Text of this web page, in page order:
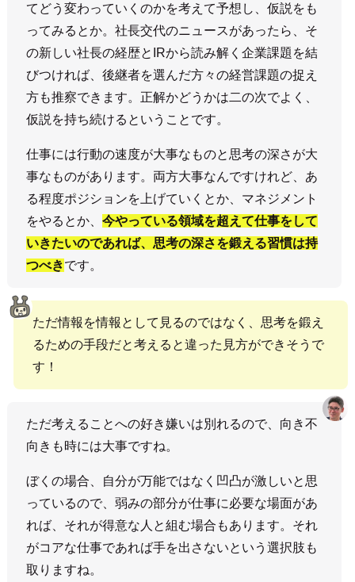
てどう変わっていくのかを考えて予想し、仮説をも
ってみるとか。社長交代のニュースがあったら、そ
の新しい社長の経歴とIRから読み解く企業課題を結
びつければ、後継者を選んだ方々の経営課題の捉え
方も推察できます。正解かどうかは二の次でよく、
仮説を持ち続けるということです。
仕事には行動の速度が大事なものと思考の深さが大
事なものがあります。両方大事なんですけれど、あ
る程度ポジションを上げていくとか、マネジメント
をやるとか、 今やっている領域を超えて仕事をして
いきたいのであれば、思考の深さを鍛える習慣は持
つべきです。
ただ情報を情報として見るのではなく、思考を鍛え
るための手段だと考えると違った見方ができそうで
す！
ただ考えることへの好き嫌いは別れるので、向き不
向きも時には大事ですね。
ぼくの場合、自分が万能ではなく凹凸が激しいと思
っているので、弱みの部分が仕事に必要な場面があ
れば、それが得意な人と組む場合もあります。それ
がコアな仕事であれば手を出さないという選択肢も
取りますね。